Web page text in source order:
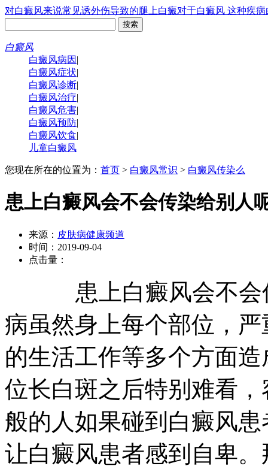
对白癜风来说常见诱外伤导致的腿上白癜对于白癜风 这种疾病
白癜风
白癜风病因 |
白癜风症状|
白癜风诊断|
白癜风治疗|
白癜风危害|
白癜风预防|
白癜风饮食|
儿童白癜风
您现在所在的位置为： 首页 > 白癜风常识 > 白癜风传染么
患上白癜风会不会传染给别人
来源： 皮肤病健康频道
时间：2019-09-04
点击量：
患上白癜风会不会传
病虽然身上每个部位，
的生活工作等多个方面
位长白斑之后特别难看
般的人如果碰到白癜风
让白癜风患者感到自卑